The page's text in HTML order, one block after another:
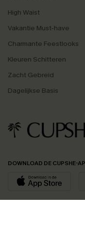
High Waist
Vakantie Must-have
Charmante Feestlooks
Kleuren Schitteren
Zacht Gebreid
Dagelijkse Basis
DOWNLOAD DE CUPSHE-